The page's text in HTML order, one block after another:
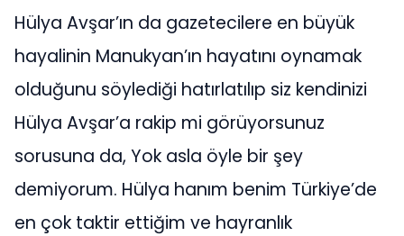
Hülya Avşar’ın da gazetecilere en büyük
hayalinin Manukyan’ın hayatını oynamak
olduğunu söylediği hatırlatılıp siz kendinizi
Hülya Avşar’a rakip mi görüyorsunuz
sorusuna da, Yok asla öyle bir şey
demiyorum. Hülya hanım benim Türkiye’de
en çok taktir ettiğim ve hayranlık